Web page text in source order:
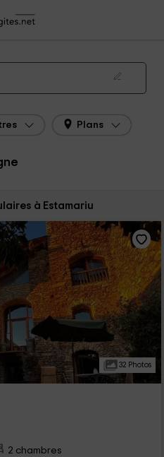
Plans
à Estamariu
32 Photos
2 chambres